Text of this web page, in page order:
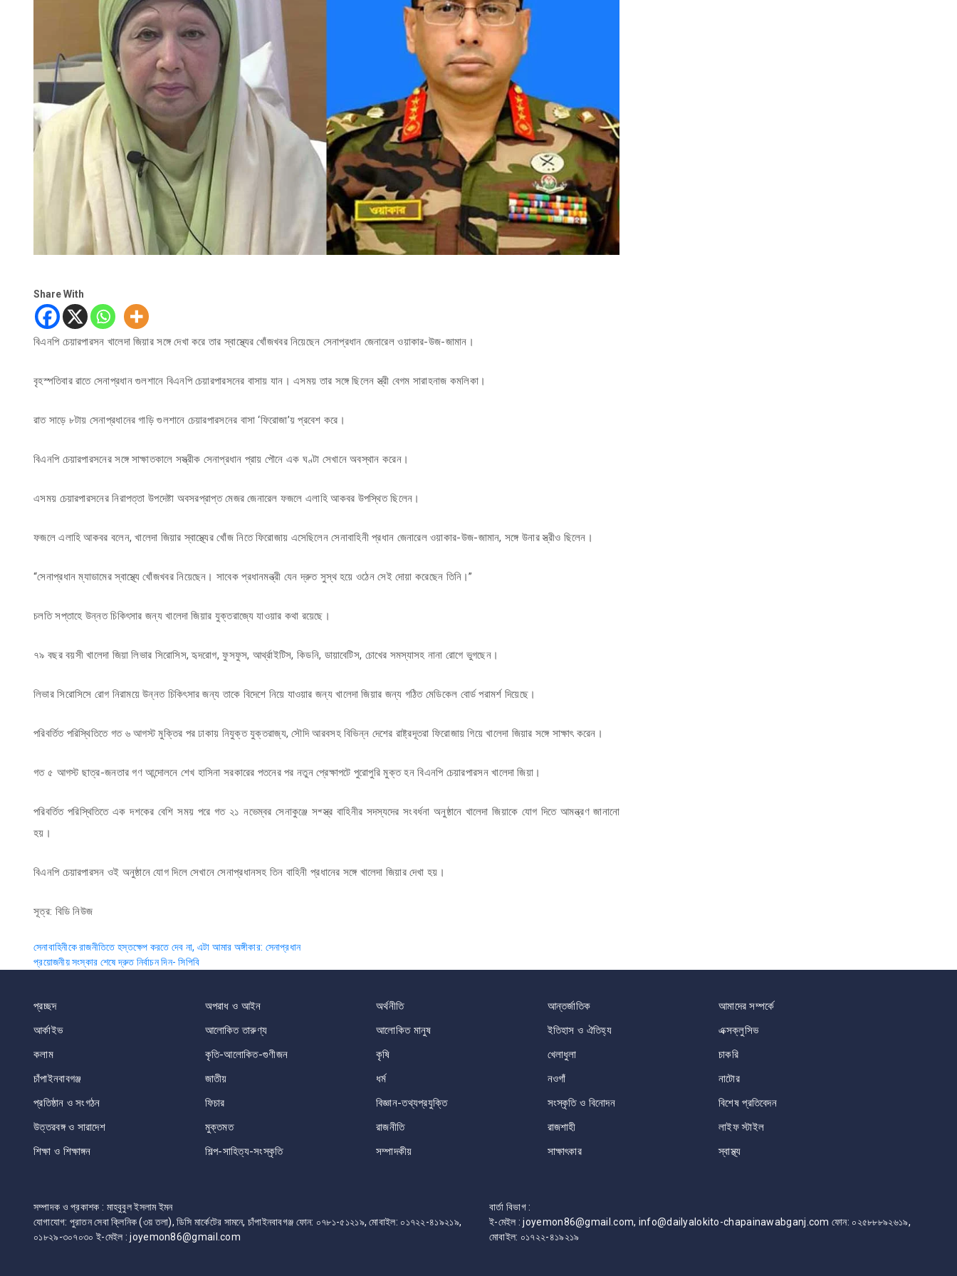
Share With
বিএনপি চেয়ারপারসন খালেদা জিয়ার সঙ্গে দেখা করে তার স্বাস্থ্যের খোঁজখবর নিয়েছেন সেনাপ্রধান জেনারেল ওয়াকার-উজ-জামান।
বৃহস্পতিবার রাতে সেনাপ্রধান গুলশানে বিএনপি চেয়ারপারসনের বাসায় যান। এসময় তার সঙ্গে ছিলেন স্ত্রী বেগম সারাহনাজ কমলিকা।
রাত সাড়ে ৮টায় সেনাপ্রধানের গাড়ি গুলশানে চেয়ারপারসনের বাসা ‘ফিরোজা’য় প্রবেশ করে।
বিএনপি চেয়ারপারসনের সঙ্গে সাক্ষাতকালে সস্ত্রীক সেনাপ্রধান প্রায় পৌনে এক ঘণ্টা সেখানে অবস্থান করেন।
এসময় চেয়ারপারসনের নিরাপত্তা উপদেষ্টা অবসরপ্রাপ্ত মেজর জেনারেল ফজলে এলাহি আকবর উপস্থিত ছিলেন।
ফজলে এলাহি আকবর বলেন, খালেদা জিয়ার স্বাস্থ্যের খোঁজ নিতে ফিরোজায় এসেছিলেন সেনাবাহিনী প্রধান জেনারেল ওয়াকার-উজ-জামান, সঙ্গে উনার স্ত্রীও ছিলেন।
“সেনাপ্রধান ম্যাডামের স্বাস্থ্যে খোঁজখবর নিয়েছেন। সাবেক প্রধানমন্ত্রী যেন দ্রুত সুস্থ হয়ে ওঠেন সেই দোয়া করেছেন তিনি।”
চলতি সপ্তাহে উন্নত চিকিৎসার জন্য খালেদা জিয়ার যুক্তরাজ্যে যাওয়ার কথা রয়েছে।
৭৯ বছর বয়সী খালেদা জিয়া লিভার সিরোসিস, হৃদরোগ, ফুসফুস, আর্থ্রাইটিস, কিডনি, ডায়াবেটিস, চোখের সমস্যাসহ নানা রোগে ভুগছেন।
লিভার সিরোসিসে রোগ নিরাময়ে উন্নত চিকিৎসার জন্য তাকে বিদেশে নিয়ে যাওয়ার জন্য খালেদা জিয়ার জন্য গঠিত মেডিকেল বোর্ড পরামর্শ দিয়েছে।
পরিবর্তিত পরিস্থিতিতে গত ৬ আগস্ট মুক্তির পর ঢাকায় নিযুক্ত যুক্তরাজ্য, সৌদি আরবসহ বিভিন্ন দেশের রাষ্ট্রদূতরা ফিরোজায় গিয়ে খালেদা জিয়ার সঙ্গে সাক্ষাৎ করেন।
গত ৫ আগস্ট ছাত্র-জনতার গণ আন্দোলনে শেখ হাসিনা সরকারের পতনের পর নতুন প্রেক্ষাপটে পুরোপুরি মুক্ত হন বিএনপি চেয়ারপারসন খালেদা জিয়া।
পরিবর্তিত পরিস্থিতিতে এক দশকের বেশি সময় পরে গত ২১ নভেম্বর সেনাকুঞ্জে সশ্স্ত্র বাহিনীর সদস্যদের সংবর্ধনা অনুষ্ঠানে খালেদা জিয়াকে যোগ দিতে আমন্ত্রণ জানানো
হয়।
বিএনপি চেয়ারপারসন ওই অনুষ্ঠানে যোগ দিলে সেখানে সেনাপ্রধানসহ তিন বাহিনী প্রধানের সঙ্গে খালেদা জিয়ার দেখা হয়।
সূত্র: বিডি নিউজ
Post
navigation
সেনাবাহিনীকে রাজনীতিতে হস্তক্ষেপ করতে দেব না, এটা আমার অঙ্গীকার: সেনাপ্রধান
প্রয়োজনীয় সংস্কার শেষে দ্রুত নির্বাচন দিন- সিপিবি
প্রচ্ছদ অপরাধ ও আইন অর্থনীতি আন্তর্জাতিক
আমাদের সম্পর্কে
আর্কাইভ
আলোকিত তারুণ্য আলোকিত মানুষ ইতিহাস ও ঐতিহ্য
এক্সক্লুসিভ
কলাম
কৃতি-আলোকিত-গুণীজন কৃষি খেলাধুলা
চাকরি
চাঁপাইনবাবগঞ্জ
জাতীয় ধর্ম নওগাঁ
নাটোর
প্রতিষ্ঠান ও সংগঠন
ফিচার বিজ্ঞান-তথ্যপ্রযুক্তি সংস্কৃতি ও বিনোদন
বিশেষ প্রতিবেদন
উত্তরবঙ্গ ও সারাদেশ
মুক্তমত রাজনীতি রাজশাহী
লাইফ স্টাইল
শিক্ষা ও শিক্ষাঙ্গন
শিল্প-সাহিত্য-সংস্কৃতি সম্পাদকীয় সাক্ষাৎকার স্বাস্থ্য
সম্পাদক ও প্রকাশক : মাহবুবুল ইসলাম ইমন
যোগাযোগ: পুরাতন সেবা ক্লিনিক (৩য় তলা), ডিসি মার্কেটের সামনে, চাঁপাইনবাবগঞ্জ ফোন: ০৭৮১-৫১২১৯, মোবাইল: ০১৭২২-৪১৯২১৯,
০১৮২৯-৩০৭০৩০ ই-মেইল : joyemon86@gmail.com
বার্তা বিভাগ :
ই-মেইল : joyemon86@gmail.com, info@dailyalokito-chapainawabganj.com ফোন: ০২৫৮৮৮৯২৬১৯,
মোবাইল: ০১৭২২-৪১৯২১৯